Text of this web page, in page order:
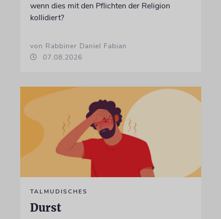
wenn dies mit den Pflichten der Religion
kollidiert?
von Rabbiner Daniel Fabian
07.08.2026
TALMUDISCHES
Durst